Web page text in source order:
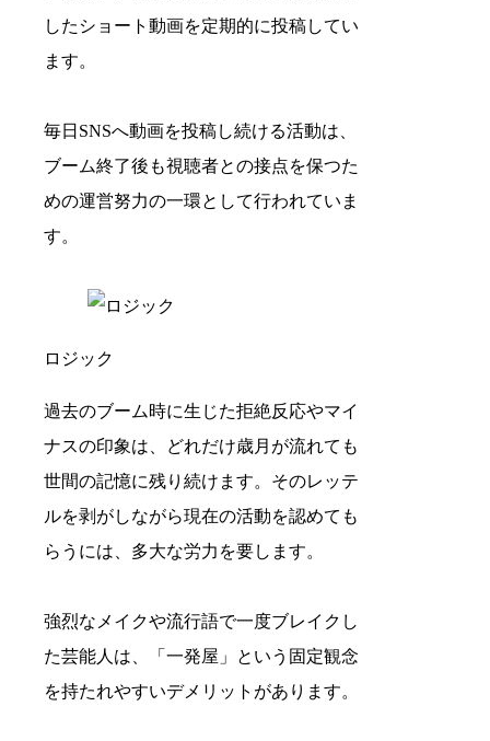
したショート動画を定期的に投稿してい
ます。
毎日SNSへ動画を投稿し続ける活動は、
ブーム終了後も視聴者との接点を保つた
めの運営努力の一環として行われていま
す。
ロジック
過去のブーム時に生じた拒絶反応やマイ
ナスの印象は、どれだけ歳月が流れても
世間の記憶に残り続けます。そのレッテ
ルを剥がしながら現在の活動を認めても
らうには、多大な労力を要します。
強烈なメイクや流行語で一度ブレイクし
た芸能人は、「一発屋」という固定観念
を持たれやすいデメリットがあります。